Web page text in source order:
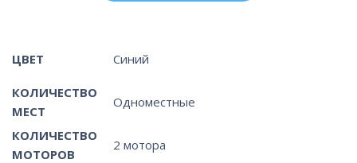
ЦВЕТ Синий
КОЛИЧЕСТВО
МЕСТ
Одноместные
КОЛИЧЕСТВО
МОТОРОВ
2 мотора